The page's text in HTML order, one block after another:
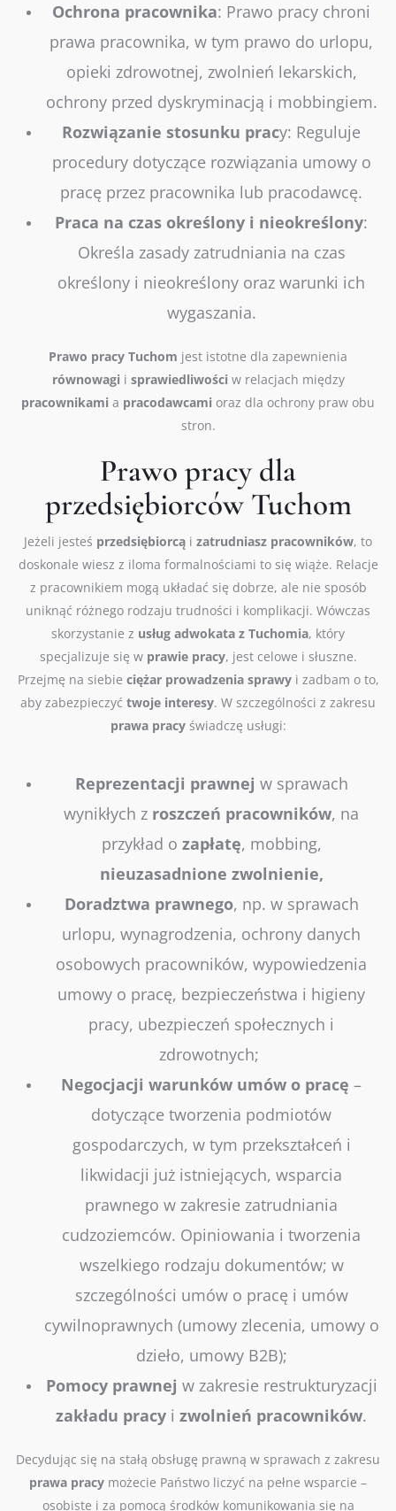
Ochrona pracownika: Prawo pracy chroni
prawa pracownika, w tym prawo do urlopu,
opieki zdrowotnej, zwolnień lekarskich,
ochrony przed dyskryminacją i mobbingiem.
Rozwiązanie stosunku pracy: Reguluje
procedury dotyczące rozwiązania umowy o
pracę przez pracownika lub pracodawcę.
Praca na czas określony i nieokreślony:
Określa zasady zatrudniania na czas
określony i nieokreślony oraz warunki ich
wygaszania.
Prawo pracy Tuchom jest istotne dla zapewnienia
równowagi i sprawiedliwości w relacjach między
pracownikami a pracodawcami oraz dla ochrony praw obu
stron.
Prawo pracy dla
przedsiębiorców Tuchom
Jeżeli jesteś przedsiębiorcą i zatrudniasz pracowników, to
doskonale wiesz z iloma formalnościami to się wiąże. Relacje
z pracownikiem mogą układać się dobrze, ale nie sposób
uniknąć różnego rodzaju trudności i komplikacji. Wówczas
skorzystanie z usług adwokata z Tuchomia, który
specjalizuje się w prawie pracy, jest celowe i słuszne.
Przejmę na siebie ciężar prowadzenia sprawyi zadbam o to,
aby zabezpieczyć twoje interesy. W szczególności z zakresu
prawa pracyświadczę usługi:
Reprezentacji prawnej w sprawach
wynikłych z roszczeń pracowników, na
przykład o zapłatę, mobbing,
nieuzasadnione zwolnienie,
Doradztwa prawnego, np. w sprawach
urlopu, wynagrodzenia, ochrony danych
osobowych pracowników, wypowiedzenia
umowy o pracę, bezpieczeństwa i higieny
pracy, ubezpieczeń społecznych i
zdrowotnych;
Negocjacji warunków umów o pracę –
dotyczące tworzenia podmiotów
gospodarczych, w tym przekształceń i
likwidacji już istniejących, wsparcia
prawnego w zakresie zatrudniania
cudzoziemców. Opiniowania i tworzenia
wszelkiego rodzaju dokumentów; w
szczególności umów o pracę i umów
cywilnoprawnych (umowy zlecenia, umowy o
dzieło, umowy B2B);
Pomocy prawnej w zakresie restrukturyzacji
zakładu pracy i zwolnień pracowników.
Decydując się na stałą obsługę prawną w sprawach z zakresu
prawa pracy możecie Państwo liczyć na pełne wsparcie –
osobiste i za pomocą środków komunikowania się na